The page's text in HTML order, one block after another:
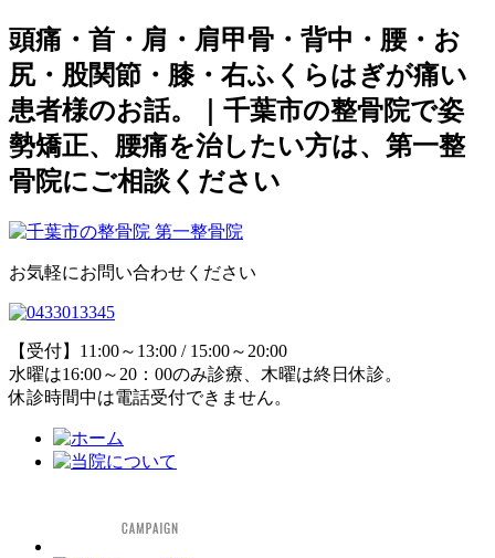
頭痛・首・肩・肩甲骨・背中・腰・お
尻・股関節・膝・右ふくらはぎが痛い
患者様のお話。｜千葉市の整骨院で姿
勢矯正、腰痛を治したい方は、第一整
骨院にご相談ください
お気軽にお問い合わせください
【受付】11:00～13:00 / 15:00～20:00
水曜は16:00～20：00のみ診療、木曜は終日休診。
休診時間中は電話受付できません。